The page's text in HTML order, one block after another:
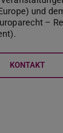
und
–
KONTAKT